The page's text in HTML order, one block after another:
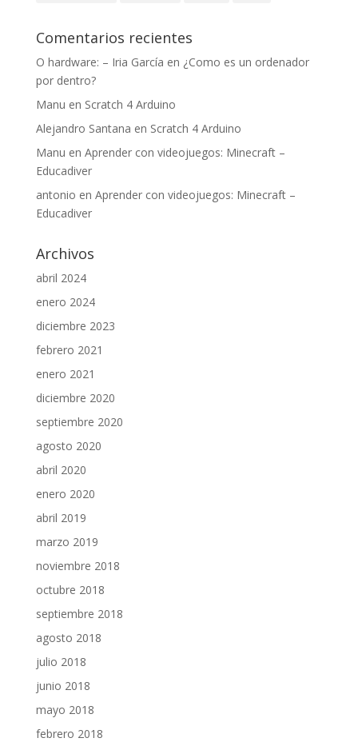
Comentarios recientes
O hardware: – Iria García en ¿Como es un ordenador
por dentro?
Manu en Scratch 4 Arduino
Alejandro Santana en Scratch 4 Arduino
Manu en Aprender con videojuegos: Minecraft –
Educadiver
antonio en Aprender con videojuegos: Minecraft –
Educadiver
Archivos
abril 2024
enero 2024
diciembre 2023
febrero 2021
enero 2021
diciembre 2020
septiembre 2020
agosto 2020
abril 2020
enero 2020
abril 2019
marzo 2019
noviembre 2018
octubre 2018
septiembre 2018
agosto 2018
julio 2018
junio 2018
mayo 2018
febrero 2018